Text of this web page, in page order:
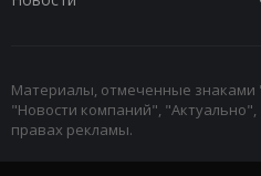
Материалы, отмеченные знаками
"Новости компаний",
правах рекламы.